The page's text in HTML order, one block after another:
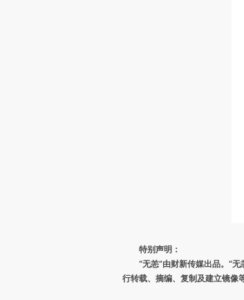
特别声明：
“无恙”由财新传媒出品。“
行转载、摘编、复制及建立镜像